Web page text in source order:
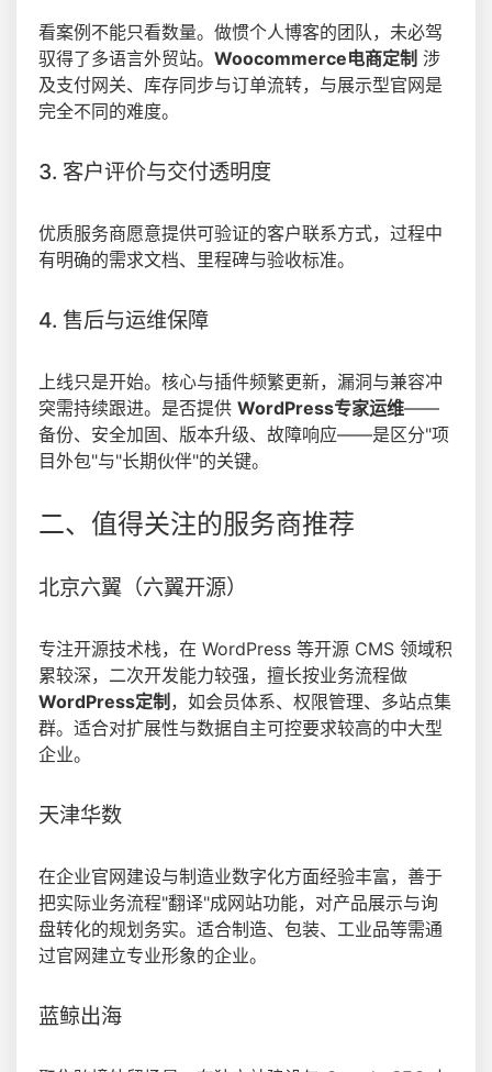
看案例不能只看数量。做惯个人博客的团队，未必驾
驭得了多语言外贸站。 Woocommerce电商定制 涉
及支付网关、库存同步与订单流转，与展示型官网是
完全不同的难度。
3. 客户评价与交付透明度
优质服务商愿意提供可验证的客户联系方式，过程中
有明确的需求文档、里程碑与验收标准。
4. 售后与运维保障
上线只是开始。核心与插件频繁更新，漏洞与兼容冲
突需持续跟进。是否提供 WordPress专家运维——
备份、安全加固、版本升级、故障响应——是区分"项
目外包"与"长期伙伴"的关键。
二、值得关注的服务商推荐
北京六翼（六翼开源）
专注开源技术栈，在 WordPress 等开源 CMS 领域积
累较深，二次开发能力较强，擅长按业务流程做
WordPress定制 ，如会员体系、权限管理、多站点集
群。适合对扩展性与数据自主可控要求较高的中大型
企业。
天津华数
在企业官网建设与制造业数字化方面经验丰富，善于
把实际业务流程"翻译"成网站功能，对产品展示与询
盘转化的规划务实。适合制造、包装、工业品等需通
过官网建立专业形象的企业。
蓝鲸出海